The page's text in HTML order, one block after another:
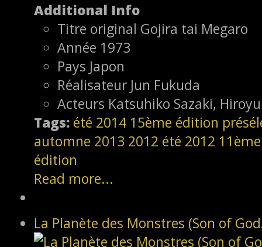
Additional Info
Titre original Gojira tai Megaro
Année 1973
Pays Japon
Réalisateur Jun Fukuda
Acteurs Katsuhiko Sazaki,
Tags: été 2014 15ème édition
automne 2013 2012 été 2012
édition
Read more...
La Planète des Monstres (Son of